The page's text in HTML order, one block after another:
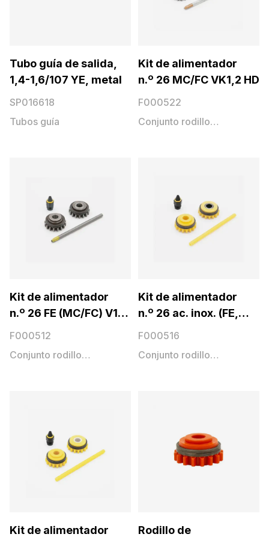
Tubo guía de salida,
1,4-1,6/107 YE, metal
SP016618
Tubos guía
Kit de alimentador
n.º 26 MC/FC VK1,2 HD
F000522
Conjunto rodillo
Kit de alimentador
n.º 26 FE (MC/FC) V1,6
HD
F000512
Conjunto rodillo
Kit de alimentador
n.º 26 ac. inox. (FE,
CU) V1,6
F000516
Conjunto rodillo
Kit de alimentador
Rodillo de